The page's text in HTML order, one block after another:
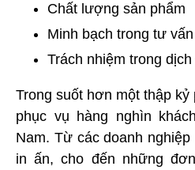
Chất lượng sản phẩm
Minh bạch trong tư vấn
Trách nhiệm trong
Trong suốt hơn một thập
phục vụ hàng nghìn
Nam. Từ các doanh
in ấn, cho đến những